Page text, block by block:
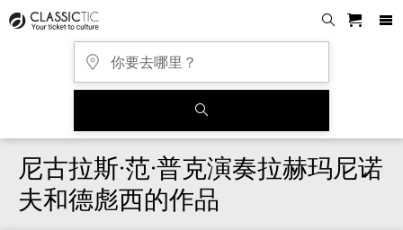
尼古拉斯·范·普克演奏拉赫玛尼诺
夫和德彪西的作品